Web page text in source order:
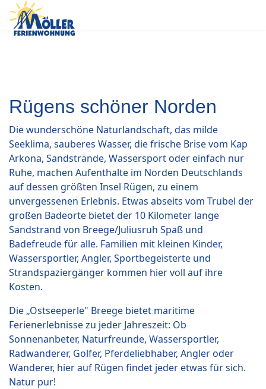
Rügens schöner Norden
Die wunderschöne Naturlandschaft, das milde
Seeklima, sauberes Wasser, die frische Brise vom Kap
Arkona, Sandstrände, Wassersport oder einfach nur
Ruhe, machen Aufenthalte im Norden Deutschlands
auf dessen größten Insel Rügen, zu einem
unvergessenen Erlebnis. Etwas abseits vom Trubel der
großen Badeorte bietet der 10 Kilometer lange
Sandstrand von Breege/Juliusruh Spaß und
Badefreude für alle. Familien mit kleinen Kinder,
Wassersportler, Angler, Sportbegeisterte und
Strandspaziergänger kommen hier voll auf ihre
Kosten.
Die „Ostseeperle" Breege bietet maritime
Ferienerlebnisse zu jeder Jahreszeit: Ob
Sonnenanbeter, Naturfreunde, Wassersportler,
Radwanderer, Golfer, Pferdeliebhaber, Angler oder
Wanderer, hier auf Rügen findet jeder etwas für sich.
Natur pur!